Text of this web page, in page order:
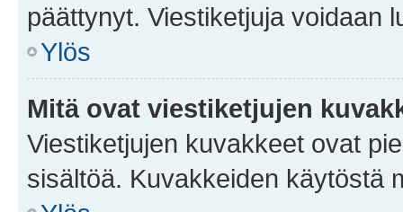
päättynyt. Viestiketjuja voidaan
Ylös
Mitä ovat viestiketjujen
Viestiketjujen kuvakkeet ovat
sisältöä. Kuvakkeiden käytöstä